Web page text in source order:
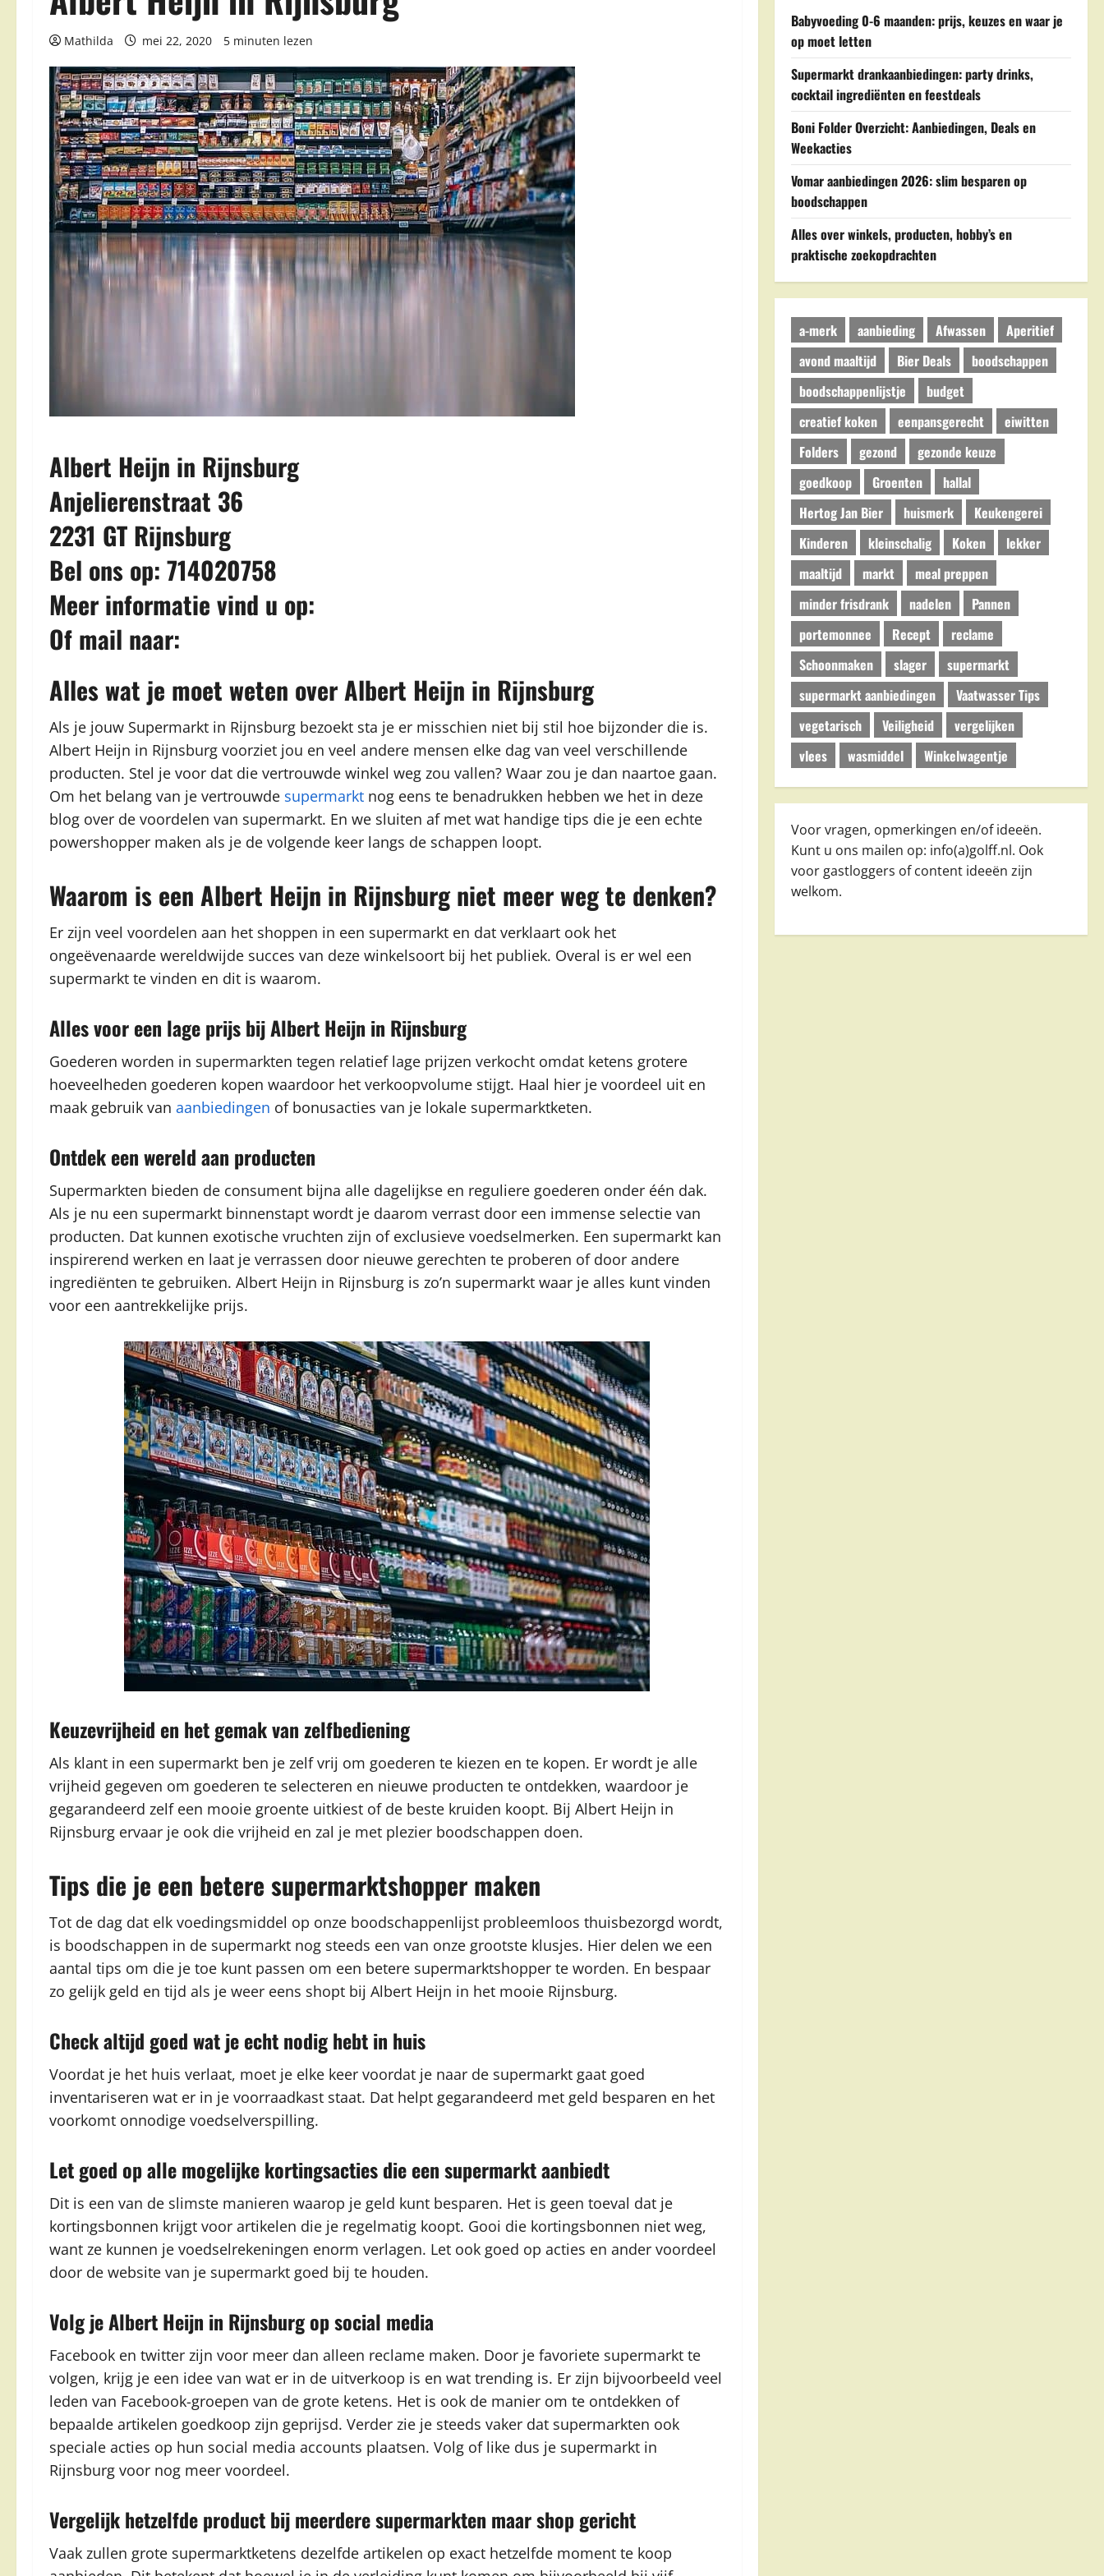
Mathilda mei 22, 2020 5 minuten lezen
Albert Heijn in Rijnsburg
Anjelierenstraat 36
2231 GT Rijnsburg
Bel ons op: 714020758
Meer informatie vind u op:
Of mail naar:
Alles wat je moet weten over Albert Heijn in Rijnsburg
Als je jouw Supermarkt in Rijnsburg bezoekt sta je er misschien niet bij stil hoe bijzonder die is.
Albert Heijn in Rijnsburg voorziet jou en veel andere mensen elke dag van veel verschillende
producten. Stel je voor dat die vertrouwde winkel weg zou vallen? Waar zou je dan naartoe gaan.
Om het belang van je vertrouwde supermarkt nog eens te benadrukken hebben we het in deze
blog over de voordelen van supermarkt. En we sluiten af met wat handige tips die je een echte
powershopper maken als je de volgende keer langs de schappen loopt.
Waarom is een Albert Heijn in Rijnsburg niet meer weg te denken?
Er zijn veel voordelen aan het shoppen in een supermarkt en dat verklaart ook het
ongeëvenaarde wereldwijde succes van deze winkelsoort bij het publiek. Overal is er wel een
supermarkt te vinden en dit is waarom.
Alles voor een lage prijs bij Albert Heijn in Rijnsburg
Goederen worden in supermarkten tegen relatief lage prijzen verkocht omdat ketens grotere
hoeveelheden goederen kopen waardoor het verkoopvolume stijgt. Haal hier je voordeel uit en
maak gebruik van aanbiedingen of bonusacties van je lokale supermarktketen.
Ontdek een wereld aan producten
Supermarkten bieden de consument bijna alle dagelijkse en reguliere goederen onder één dak.
Als je nu een supermarkt binnenstapt wordt je daarom verrast door een immense selectie van
producten. Dat kunnen exotische vruchten zijn of exclusieve voedselmerken. Een supermarkt kan
inspirerend werken en laat je verrassen door nieuwe gerechten te proberen of door andere
ingrediënten te gebruiken. Albert Heijn in Rijnsburg is zo’n supermarkt waar je alles kunt vinden
voor een aantrekkelijke prijs.
Keuzevrijheid en het gemak van zelfbediening
Als klant in een supermarkt ben je zelf vrij om goederen te kiezen en te kopen. Er wordt je alle
vrijheid gegeven om goederen te selecteren en nieuwe producten te ontdekken, waardoor je
gegarandeerd zelf een mooie groente uitkiest of de beste kruiden koopt. Bij Albert Heijn in
Rijnsburg ervaar je ook die vrijheid en zal je met plezier boodschappen doen.
Tips die je een betere supermarktshopper maken
Tot de dag dat elk voedingsmiddel op onze boodschappenlijst probleemloos thuisbezorgd wordt,
is boodschappen in de supermarkt nog steeds een van onze grootste klusjes. Hier delen we een
aantal tips om die je toe kunt passen om een betere supermarktshopper te worden. En bespaar
zo gelijk geld en tijd als je weer eens shopt bij Albert Heijn in het mooie Rijnsburg.
Check altijd goed wat je echt nodig hebt in huis
Voordat je het huis verlaat, moet je elke keer voordat je naar de supermarkt gaat goed
inventariseren wat er in je voorraadkast staat. Dat helpt gegarandeerd met geld besparen en het
voorkomt onnodige voedselverspilling.
Let goed op alle mogelijke kortingsacties die een supermarkt aanbiedt
Dit is een van de slimste manieren waarop je geld kunt besparen. Het is geen toeval dat je
kortingsbonnen krijgt voor artikelen die je regelmatig koopt. Gooi die kortingsbonnen niet weg,
want ze kunnen je voedselrekeningen enorm verlagen. Let ook goed op acties en ander voordeel
door de website van je supermarkt goed bij te houden.
Volg je Albert Heijn in Rijnsburg op social media
Facebook en twitter zijn voor meer dan alleen reclame maken. Door je favoriete supermarkt te
volgen, krijg je een idee van wat er in de uitverkoop is en wat trending is. Er zijn bijvoorbeeld veel
leden van Facebook-groepen van de grote ketens. Het is ook de manier om te ontdekken of
bepaalde artikelen goedkoop zijn geprijsd. Verder zie je steeds vaker dat supermarkten ook
speciale acties op hun social media accounts plaatsen. Volg of like dus je supermarkt in
Rijnsburg voor nog meer voordeel.
Vergelijk hetzelfde product bij meerdere supermarkten maar shop gericht
Vaak zullen grote supermarktketens dezelfde artikelen op exact hetzelfde moment te koop
Babyvoeding 0-6 maanden: prijs, keuzes en waar je
op moet letten
Supermarkt drankaanbiedingen: party drinks,
cocktail ingrediënten en feestdeals
Boni Folder Overzicht: Aanbiedingen, Deals en
Weekacties
Vomar aanbiedingen 2026: slim besparen op
boodschappen
Alles over winkels, producten, hobby’s en
praktische zoekopdrachten
a-merk aanbieding Afwassen
Aperitief
avond maaltijd
Bier Deals
boodschappen
boodschappenlijstje
budget
creatief koken
eenpansgerecht
eiwitten
Folders
gezond
gezonde keuze
goedkoop
Groenten
hallal
Hertog Jan Bier
huismerk
Keukengerei
Kinderen
kleinschalig Koken
lekker
maaltijd
markt
meal preppen
minder frisdrank
nadelen
Pannen
portemonnee
Recept
reclame
Schoonmaken
slager
supermarkt
supermarkt aanbiedingen
Vaatwasser Tips
vegetarisch
Veiligheid
vergelijken
vlees
wasmiddel Winkelwagentje
Voor vragen, opmerkingen en/of ideeën.
Kunt u ons mailen op: info(a)golff.nl. Ook
voor gastloggers of content ideeën zijn
welkom.